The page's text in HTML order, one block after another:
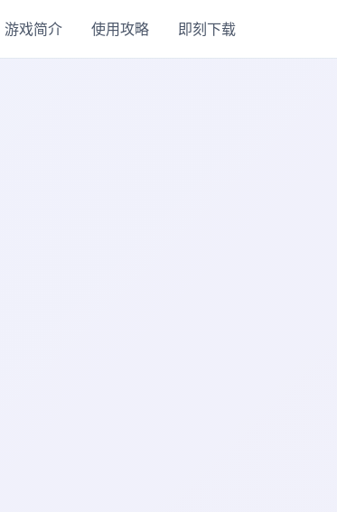
游戏简介 使用攻略 即刻下载